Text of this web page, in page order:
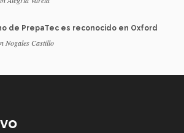
de PrepaTec es reconocido en Oxford
Nogales Castillo